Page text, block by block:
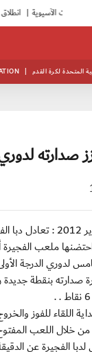
انطلاق دورة مراقبي المباريات المستجدين |
| المتحدة لكرة القدم
صدارته
احتضنها ملعب
لدوري الدرجة
اللقاء للفوز
من خلال اللعب